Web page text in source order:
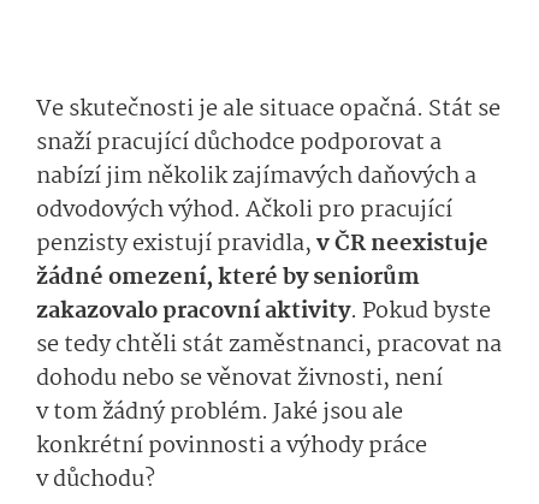
Ve skutečnosti je ale situace opačná. Stát se
snaží pracující důchodce podporovat a
nabízí jim několik zajímavých daňových a
odvodových výhod. Ačkoli pro pracující
penzisty existují pravidla,v ČR neexistuje
žádné omezení, které by seniorům
zakazovalo pracovní aktivity. Pokud byste
se tedy chtěli stát zaměstnanci, pracovat na
dohodu nebo se věnovat živnosti, není
v tom žádný problém. Jaké jsou ale
konkrétní povinnosti a výhody práce
v důchodu?